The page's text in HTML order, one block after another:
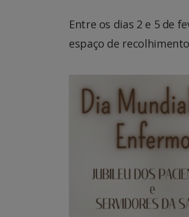
Entre os dias 2 e 5 de
espaço de